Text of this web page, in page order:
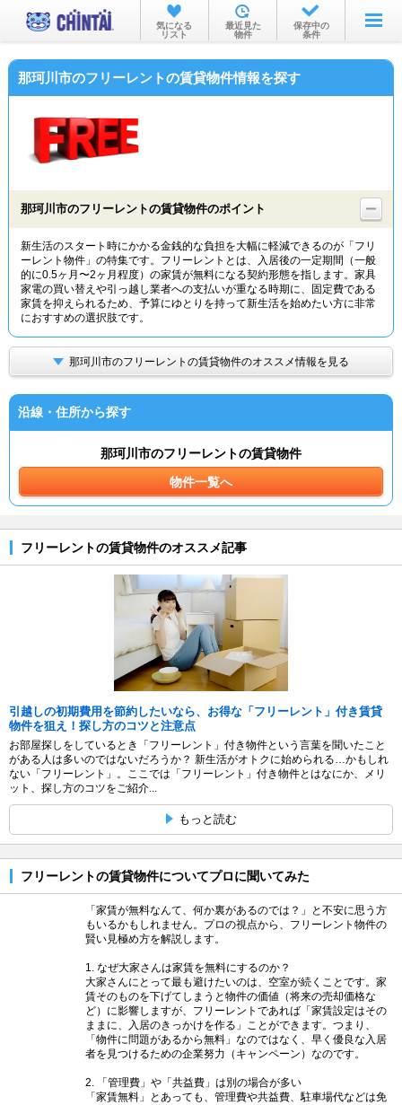
お部屋を探す
沿線・駅から
物件特集から
TOP
気になる
リスト
最近見た
物件
保存中の
条件
那珂川市のフリーレントの賃貸物件情報を探す
那珂川市のフリーレントの賃貸物件のポイント
新生活のスタート時にかかる金銭的な負担を大幅に軽減できるのが「フリ
ーレント物件」の特集です。フリーレントとは、入居後の一定期間（一般
的に0.5ヶ月〜2ヶ月程度）の家賃が無料になる契約形態を指します。家具
家電の買い替えや引っ越し業者への支払いが重なる時期に、固定費である
家賃を抑えられるため、予算にゆとりを持って新生活を始めたい方に非常
におすすめの選択肢です。
那珂川市のフリーレントの賃貸物件のオススメ情報を見る
沿線・住所から探す
那珂川市のフリーレントの賃貸物件
物件一覧へ
フリーレントの賃貸物件のオススメ記事
引越しの初期費用を節約したいなら、お得な「フリーレント」付き賃貸
物件を狙え！探し方のコツと注意点
お部屋探しをしているとき「フリーレント」付き物件という言葉を聞いたこと
がある人は多いのではないだろうか？ 新生活がオトクに始められる…かもしれ
ない「フリーレント」。ここでは「フリーレント」付き物件とはなにか、メリ
ット、探し方のコツをご紹介...
もっと読む
フリーレントの賃貸物件についてプロに聞いてみた
「家賃が無料なんて、何か裏があるのでは？」と不安に思う方
もいるかもしれません。プロの視点から、フリーレント物件の
賢い見極め方を解説します。
1. なぜ大家さんは家賃を無料にするのか？
大家さんにとって最も避けたいのは、空室が続くことです。家
賃そのものを下げてしまうと物件の価値（将来の売却価格な
ど）に影響しますが、フリーレントであれば「家賃設定はその
ままに、入居のきっかけを作る」ことができます。つまり、
「物件に問題があるから無料」なのではなく、早く優良な入居
者を見つけるための企業努力（キャンペーン）なのです。
2. 「管理費」や「共益費」は別の場合が多い
「家賃無料」とあっても、管理費や共益費、駐車場代などは免